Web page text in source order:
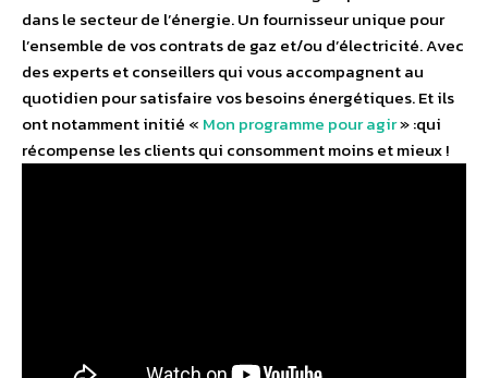
dans le secteur de l’énergie. Un fournisseur unique pour
l’ensemble de vos contrats de gaz et/ou d’électricité. Avec
des experts et conseillers qui vous accompagnent au
quotidien pour satisfaire vos besoins énergétiques. Et ils
ont notamment initié « Mon programme pour agir» :qui
récompense les clients qui consomment moins et mieux !